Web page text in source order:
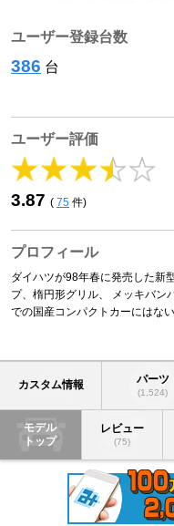
ユーザー登録台数
386 台
ユーザー評価
3.87 ( 75 件)
プロフィール
ダイハツが98年春に発売した新
プ、楕円形グリル、 メッキバン
での国産コンパクトカーにはな
カスタム情報 パーツ
(1,524)
モデル
トップ
レビュー
(75)